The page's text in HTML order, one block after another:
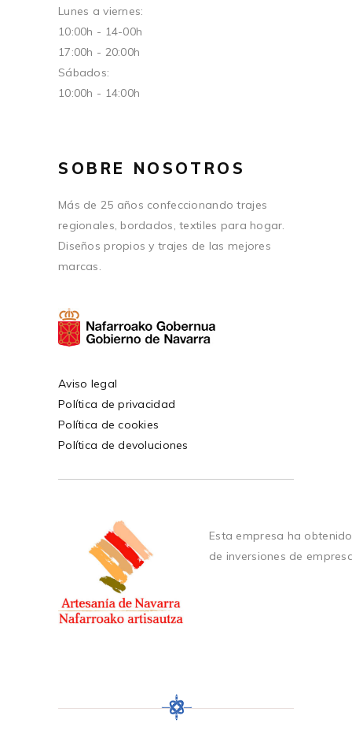
Lunes a viernes:
10:00h - 14-00h
17:00h - 20:00h
Sábados:
10:00h - 14:00h
SOBRE NOSOTROS
Más de 25 años confeccionando trajes
regionales, bordados, textiles para hogar.
Diseños propios y trajes de las mejores
marcas.
Aviso legal
Política de privacidad
Política de cookies
Política de devoluciones
Esta empresa ha
de inversiones de